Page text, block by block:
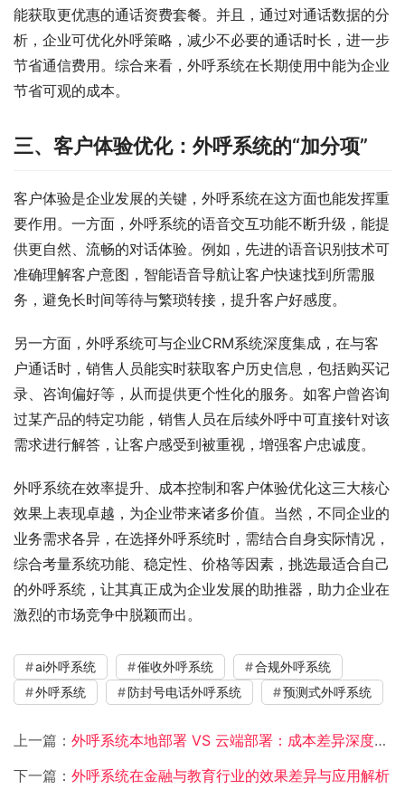
能获取更优惠的通话资费套餐。并且，通过对通话数据的分
析，企业可优化外呼策略，减少不必要的通话时长，进一步
节省通信费用。综合来看，外呼系统在长期使用中能为企业
节省可观的成本。
三、客户体验优化：外呼系统的“加分项”
客户体验是企业发展的关键，外呼系统在这方面也能发挥重
要作用。一方面，外呼系统的语音交互功能不断升级，能提
供更自然、流畅的对话体验。例如，先进的语音识别技术可
准确理解客户意图，智能语音导航让客户快速找到所需服
务，避免长时间等待与繁琐转接，提升客户好感度。
另一方面，外呼系统可与企业CRM系统深度集成，在与客
户通话时，销售人员能实时获取客户历史信息，包括购买记
录、咨询偏好等，从而提供更个性化的服务。如客户曾咨询
过某产品的特定功能，销售人员在后续外呼中可直接针对该
需求进行解答，让客户感受到被重视，增强客户忠诚度。
外呼系统在效率提升、成本控制和客户体验优化这三大核心
效果上表现卓越，为企业带来诸多价值。当然，不同企业的
业务需求各异，在选择外呼系统时，需结合自身实际情况，
综合考量系统功能、稳定性、价格等因素，挑选最适合自己
的外呼系统，让其真正成为企业发展的助推器，助力企业在
激烈的市场竞争中脱颖而出。
ai外呼系统 催收外呼系统
合规外呼系统
外呼系统
防封号电话外呼系统 预测式外呼系统
上一篇： 外呼系统本地部署 VS 云端部署：成本差异深度解析​
下一篇： 外呼系统在金融与教育行业的效果差异与应用解析​